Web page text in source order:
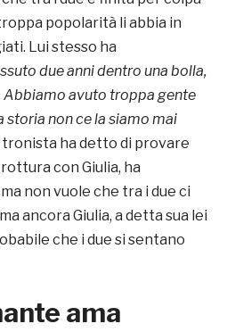
popolarità li abbia in
Lui stesso ha
due anni dentro una bolla,
Abbiamo avuto troppa gente
storia non ce la siamo mai
tronista ha detto di provare
con Giulia, ha
non vuole che tra i due ci
ancora Giulia, a detta sua lei
che i due si sentano
ama